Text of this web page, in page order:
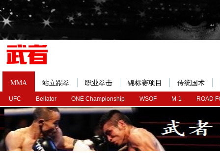
MMA
UFC Bellator ONE Championship WSOF M-1 ROAD
站立踢拳 职业拳击 锦标赛项目 传统国术